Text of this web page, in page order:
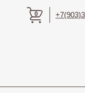
0